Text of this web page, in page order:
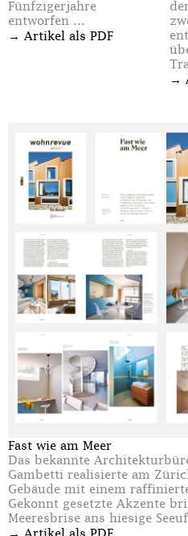
Fünfzigerjahre
entworfen ...
→ Artikel als PDF
→
Fast wie am Meer
Das bekannte
Gambetti realisierte am
Gebäude mit einem
Gekonnt gesetzte Akzente
Meeresbrise ans hiesige